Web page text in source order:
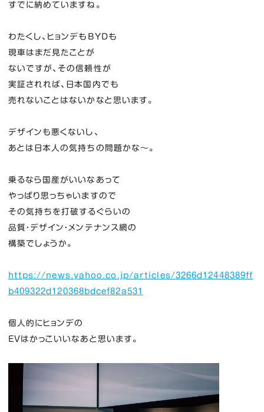
すでに納めていますね。
わたくし、ヒョンデもBYDも
現車はまだ見たことが
ないですが、その信頼性が
実証されれば、日本国内でも
売れないことはないかなと思います。
デザインも悪くないし、
あとは日本人の気持ちの問題かな～。
乗るなら国産がいいなあって
やっぱり思っちゃいますので
その気持ちを打破するぐらいの
品質・デザイン・メンテナンス網の
構築でしょうか。
https://news.yahoo.co.jp/articles/3266d12448389ff
b409322d120368bdcef82a531
個人的にヒョンデの
EVはかっこいいなあと思います。